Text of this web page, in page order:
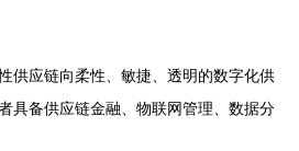
供应链向柔性、敏捷、透明的数字化供
具备供应链金融、物联网管理、数据分